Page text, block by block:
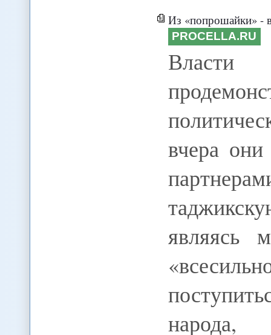
Из «попрошайки» - в
PROCELLA.RU
вчера
являясь